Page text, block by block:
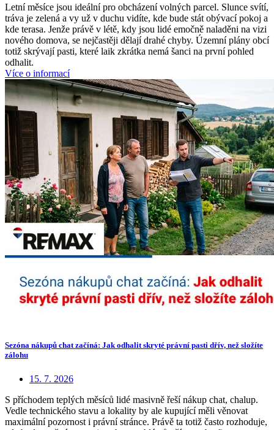
Letní měsíce jsou ideální pro obcházení volných parcel. Slunce svítí,
tráva je zelená a vy už v duchu vidíte, kde bude stát obývací pokoj a
kde terasa. Jenže právě v létě, kdy jsou lidé emočně naladěni na vizi
nového domova, se nejčastěji dělají drahé chyby. Územní plány obcí
totiž skrývají pasti, které laik zkrátka nemá šanci na první pohled
odhalit.
Více o informací
Sezóna nákupů chat začíná: Jak odhalit skryté právní pasti dřív, než složíte
zálohu
15. 7. 2026
S příchodem teplých měsíců lidé masivně řeší nákup chat, chalup.
Vedle technického stavu a lokality by ale kupující měli věnovat
maximální pozornost i právní stránce. Právě ta totiž často rozhoduje,